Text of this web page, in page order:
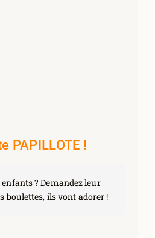
PAPILLOTE !
enfants ? Demandez leur
boulettes, ils vont adorer !